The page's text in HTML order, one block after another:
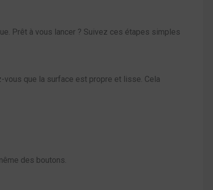
Prêt à vous lancer ? Suivez ces étapes simples
vous que la surface est propre et lisse. Cela
des boutons.